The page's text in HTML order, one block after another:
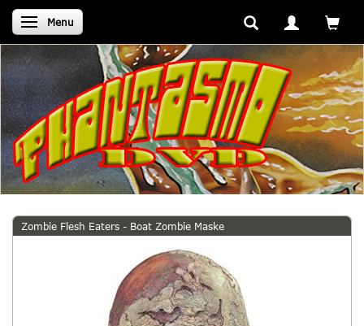
Skifte navigation
Menu
Zombie Flesh Eaters - Boat Zombie Maske